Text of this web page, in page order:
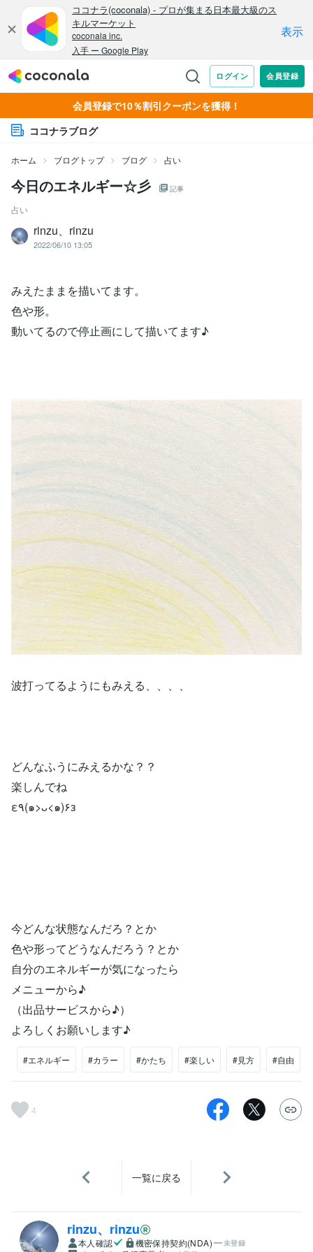
会員登録で10％割引クーポンを獲得！
ココナラブログ
ホーム ブログトップ ブログ 占い
今日のエネルギー☆彡 記事
占い
rinzu、rinzu
2022/06/10 13:05
みえたままを描いてます。
色や形。
動いてるので停止画にして描いてます♪
波打ってるようにもみえる、、、、
どんなふうにみえるかな？？
楽しんでね
ε٩(๑>ᴗ<๑)۶з
今どんな状態なんだろ？とか
色や形ってどうなんだろう？とか
自分のエネルギーが気になったら
メニューから♪
（出品サービスから♪）
よろしくお願いします♪
#エネルギー #カラー #かたち #楽しい #見方 #自由
4
一覧に戻る
rinzu、rinzu
本人確認 機密保持契約(NDA) 未登録